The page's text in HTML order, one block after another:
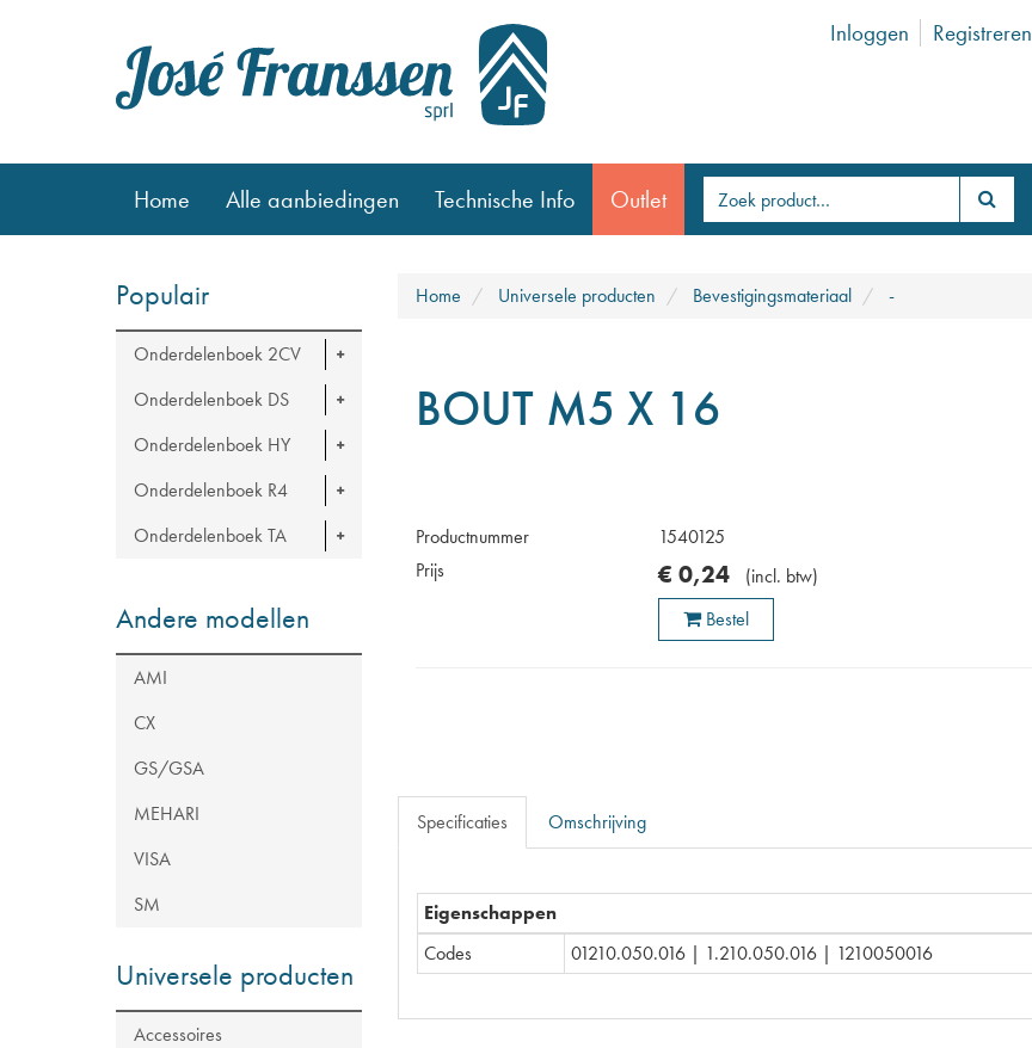
Inloggen Registreren
Home Alle aanbiedingen Technische Info Outlet
Populair
Onderdelenboek 2CV
Onderdelenboek DS
Onderdelenboek HY
Onderdelenboek R4
Onderdelenboek TA
Andere modellen
AMI
CX
GS/GSA
MEHARI
VISA
SM
Universele producten
Accessoires
Home Universele producten Bevestigingsmateriaal -
BOUT M5 X 16
Productnummer
1540125
Prijs
€ 0,24 (incl. btw)
Bestel
Specificaties Omschrijving
Eigenschappen
Codes
01210.050.016 | 1.210.050.016 | 1210050016